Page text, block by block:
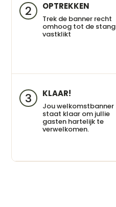
2 OPTREKKEN
Trek de banner recht
omhoog tot de stang
vastklikt
3 KLAAR!
Jou welkomstbanner
staat klaar om jullie
gasten hartelijk te
verwelkomen.